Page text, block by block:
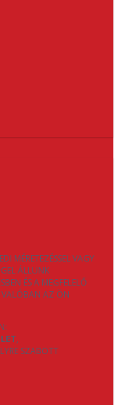
MÉRETEZÉSSEL VAGY
ÁLLUNK
ÉS A MEGFELELŐ
VALÓBAN AZ ÖN
,
SZABOTT